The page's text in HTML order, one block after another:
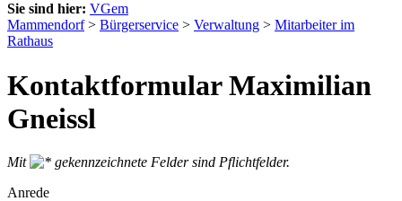
Sie sind hier: VGem
Mammendorf> Bürgerservice > Verwaltung > Mitarbeiter im
Rathaus
Kontaktformular Maximilian
Gneissl
Mit
gekennzeichnete Felder sind Pflichtfelder.
Anrede